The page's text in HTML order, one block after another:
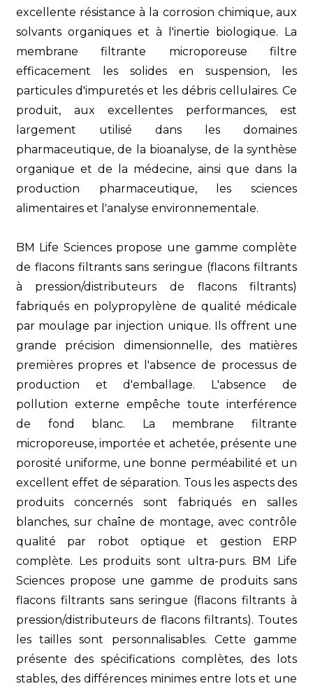
excellente résistance à la corrosion chimique, aux
solvants organiques et à l'inertie biologique. La
membrane filtrante microporeuse filtre
efficacement les solides en suspension, les
particules d'impuretés et les débris cellulaires. Ce
produit, aux excellentes performances, est
largement utilisé dans les domaines
pharmaceutique, de la bioanalyse, de la synthèse
organique et de la médecine, ainsi que dans la
production pharmaceutique, les sciences
alimentaires et l'analyse environnementale.
BM Life Sciences propose une gamme complète
de flacons filtrants sans seringue (flacons filtrants
à pression/distributeurs de flacons filtrants)
fabriqués en polypropylène de qualité médicale
par moulage par injection unique. Ils offrent une
grande précision dimensionnelle, des matières
premières propres et l'absence de processus de
production et d'emballage. L'absence de
pollution externe empêche toute interférence
de fond blanc. La membrane filtrante
microporeuse, importée et achetée, présente une
porosité uniforme, une bonne perméabilité et un
excellent effet de séparation. Tous les aspects des
produits concernés sont fabriqués en salles
blanches, sur chaîne de montage, avec contrôle
qualité par robot optique et gestion ERP
complète. Les produits sont ultra-purs. BM Life
Sciences propose une gamme de produits sans
flacons filtrants sans seringue (flacons filtrants à
pression/distributeurs de flacons filtrants). Toutes
les tailles sont personnalisables. Cette gamme
présente des spécifications complètes, des lots
stables, des différences minimes entre lots et une